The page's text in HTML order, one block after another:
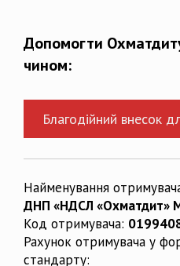
Допомогти
чином:
Благодійний внесок
Найменування
ДНП «НДСЛ «Охматдит»
Код отримувача:
Рахунок отримувача у
стандарту: